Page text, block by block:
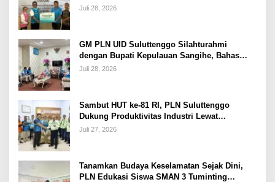
Kelistrikan Pasca Bencana di Tamako
Juli 28, 2026
GM PLN UID Suluttenggo Silahturahmi
dengan Bupati Kepulauan Sangihe, Bahas
Keandalan Sistem Kelistrikan hingga
Juli 28, 2026
Sambut HUT ke-81 RI, PLN Suluttenggo
Dukung Produktivitas Industri Lewat
Penambahan Daya PT J Resources Bolaang
Juli 27, 2026
Tanamkan Budaya Keselamatan Sejak Dini,
PLN Edukasi Siswa SMAN 3 Tuminting